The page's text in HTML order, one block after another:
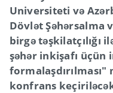
Universiteti və
Dövlət Şəhərsalma
birgə təşkilatçılığı
şəhər inkişafı üçün
konfrans